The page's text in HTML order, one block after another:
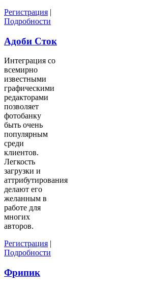
Регистрация |
Подробности
Адоби Сток
Интеграция со
всемирно
известными
графическими
редакторами
позволяет
фотобанку
быть очень
популярным
среди
клиентов.
Легкость
загрузки и
аттрибутирования
делают его
желанным в
работе для
многих
авторов.
Регистрация
Подробности
Фрипик